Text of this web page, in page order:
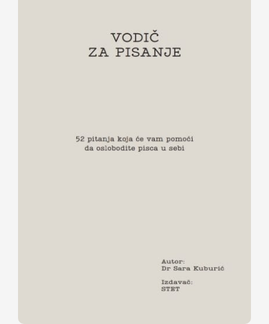
Vodič za pisanje